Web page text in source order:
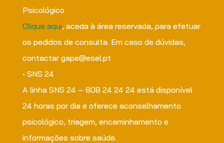
Psicológico
Clique aqui, aceda à área reservada, para efetuar
os pedidos de consulta. Em caso de dúvidas,
contactar gape@esel.pt
• SNS 24
A linha SNS 24 – 808 24 24 24 está disponível
24 horas por dia e oferece aconselhamento
psicológico, triagem, encaminhamento e
informações sobre saúde.